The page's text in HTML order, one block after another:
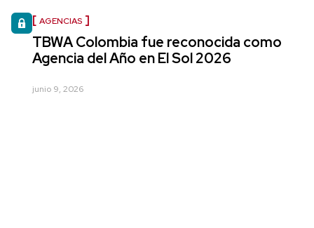
AGENCIAS
TBWA Colombia fue reconocida como
Agencia del Año en El Sol 2026
junio 9, 2026